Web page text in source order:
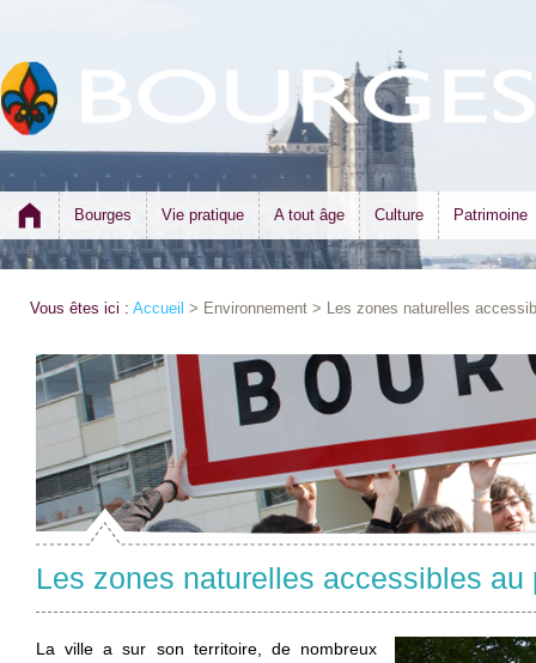
Bourges Vie pratique A tout âge Culture Patrimoine
Vous êtes ici : Accueil > Environnement > Les zones naturelles
Les zones naturelles accessibles au
La ville a sur son territoire, de nombreux